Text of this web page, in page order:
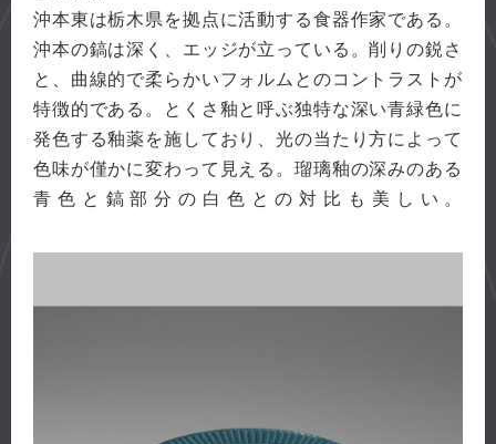
沖本東は栃木県を拠点に活動する食器作家である。
沖本の鎬は深く、エッジが立っている。削りの鋭さ
と、曲線的で柔らかいフォルムとのコントラストが
特徴的である。とくさ釉と呼ぶ独特な深い青緑色に
発色する釉薬を施しており、光の当たり方によって
色味が僅かに変わって見える。瑠璃釉の深みのある
青色と鎬部分の白色との対比も美しい。